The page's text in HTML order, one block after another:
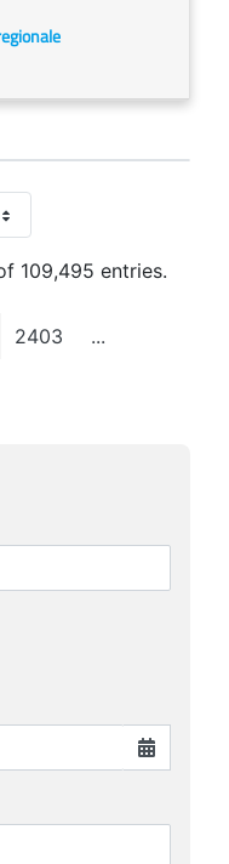
109,495 entries.
Page
2403 ...Intermediate